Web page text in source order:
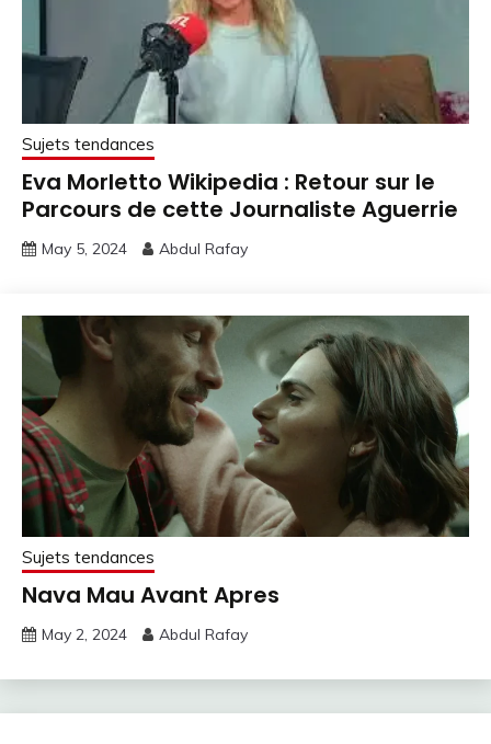
Sujets tendances
Eva Morletto Wikipedia : Retour sur le
Parcours de cette Journaliste Aguerrie
May 5, 2024 Abdul Rafay
Sujets tendances
Nava Mau Avant Apres
May 2, 2024 Abdul Rafay